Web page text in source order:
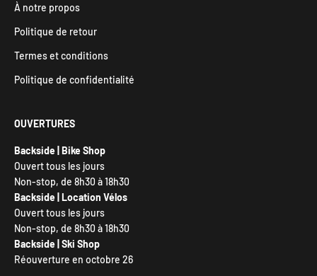
À notre propos
Politique de retour
Termes et conditions
Politique de confidentialité
OUVERTURES
Backside | Bike Shop
Ouvert tous les jours
Non-stop, de 8h30 à 18h30
Backside | Location Vélos
Ouvert tous les jours
Non-stop, de 8h30 à 18h30
Backside | Ski Shop
Réouverture en octobre 26